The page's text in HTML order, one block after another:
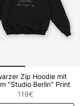
Zip Hoodie mit
"Studio Berlin" Print
119€